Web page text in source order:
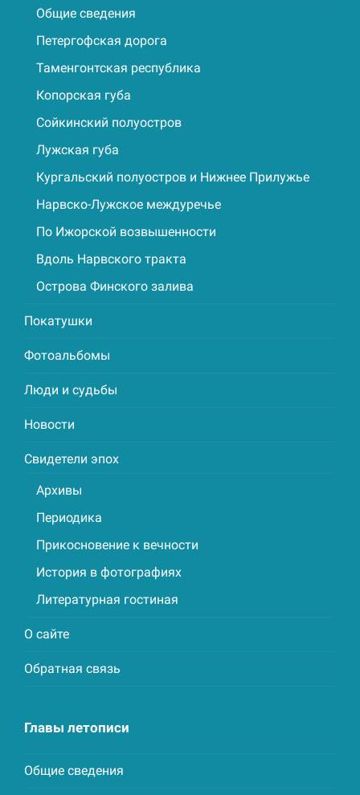
Общие сведения
Петергофская дорога
Таменгонтская республика
Копорская губа
Сойкинский полуостров
Лужская губа
Кургальский полуостров и Нижнее Прилужье
Нарвско-Лужское междуречье
По Ижорской возвышенности
Вдоль Нарвского тракта
Острова Финского залива
Покатушки
Фотоальбомы
Люди и судьбы
Новости
Свидетели эпох
Архивы
Периодика
Прикосновение к вечности
История в фотографиях
Литературная гостиная
О сайте
Обратная связь
Главы летописи
Общие сведения